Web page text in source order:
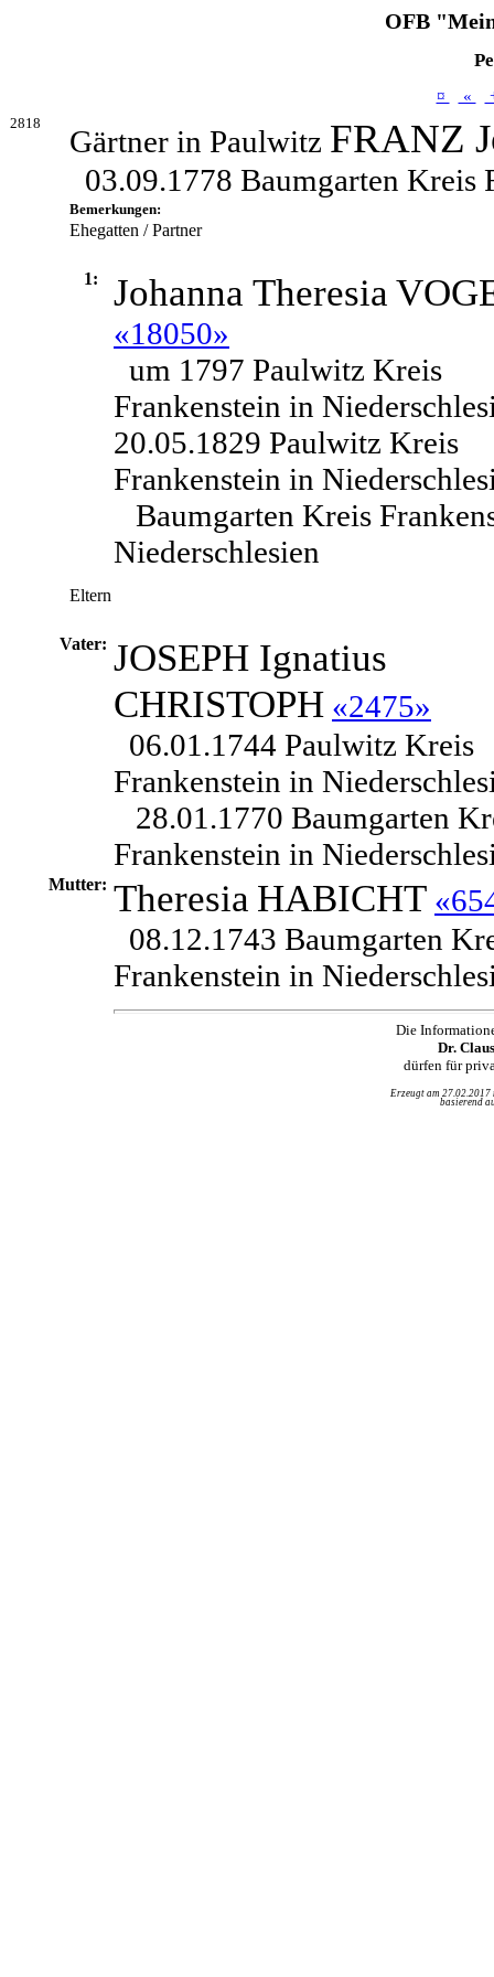
OFB
¤ «
2818
Gärtner in Paulwitz FRANZ
03.09.1778 Baumgarten Kreis
Bemerkungen:
Ehegatten / Partner
1: Johanna Theresia
«18050»
um 1797 Paulwitz Kreis
Frankenstein in
20.05.1829 Paulwitz Kreis
Frankenstein in
Baumgarten Kreis
Niederschlesien
Eltern
Vater: JOSEPH Ignatius
CHRISTOPH «2475»
06.01.1744 Paulwitz Kreis
Frankenstein in
28.01.1770 Baumgarten
Frankenstein in
Mutter: Theresia HABICHT
08.12.1743 Baumgarten
Frankenstein in
Die
Dr.
dürfen für
Erzeugt am
basierend